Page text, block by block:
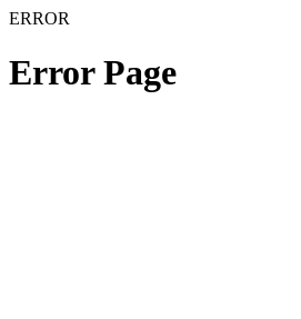
ERROR
Error Page